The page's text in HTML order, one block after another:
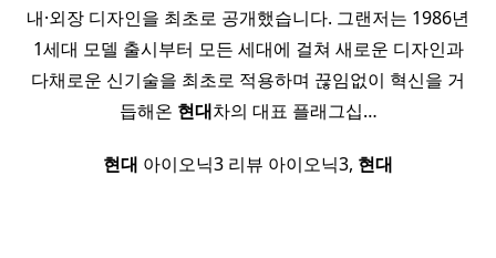
내·외장 디자인을 최초로 공개했습니다. 그랜저는 1986년
1세대 모델 출시부터 모든 세대에 걸쳐 새로운 디자인과
다채로운 신기술을 최초로 적용하며 끊임없이 혁신을 거
듭해온 현대차의 대표 플래그십…
현대 아이오닉3 리뷰 아이오닉3, 현대